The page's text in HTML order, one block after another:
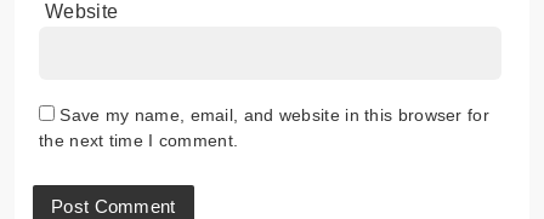
Website
Save my name, email, and website in this browser for
the next time I comment.